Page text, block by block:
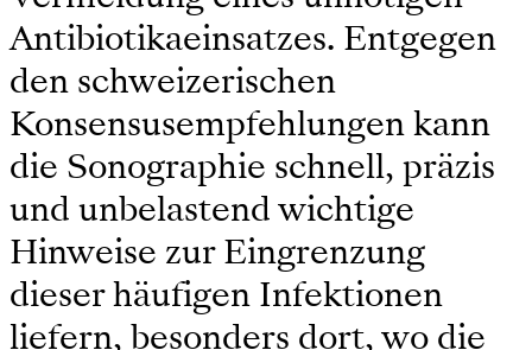
Antibiotikaeinsatzes. Entgegen
den schweizerischen
Konsensusempfehlungen kann
die Sonographie schnell, präzis
und unbelastend wichtige
Hinweise zur Eingrenzung
dieser häufigen Infektionen
liefern, besonders dort, wo die